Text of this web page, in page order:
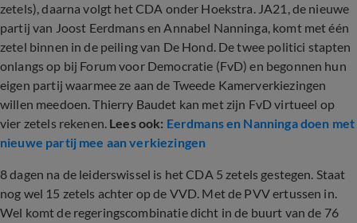
zetels), daarna volgt het CDA onder Hoekstra. JA21, de nieuwe
partij van Joost Eerdmans en Annabel Nanninga, komt met één
zetel binnen in de peiling van De Hond. De twee politici stapten
onlangs op bij Forum voor Democratie (FvD) en begonnen hun
eigen partij waarmee ze aan de Tweede Kamerverkiezingen
willen meedoen. Thierry Baudet kan met zijn FvD virtueel op
vier zetels rekenen. Lees ook: Eerdmans en Nanninga doen met
nieuwe partij mee aan verkiezingen
8 dagen na de leiderswissel is het CDA 5 zetels gestegen. Staat
nog wel 15 zetels achter op de VVD. Met de PVV ertussen in.
Wel komt de regeringscombinatie dicht in de buurt van de 76